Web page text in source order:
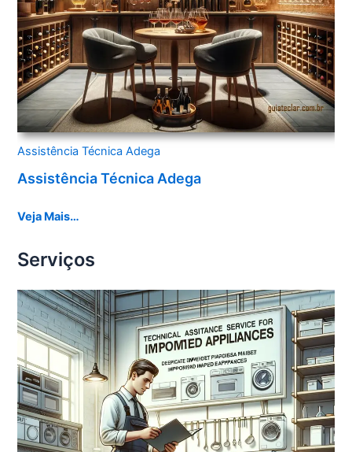
Assistência Técnica Adega
Assistência Técnica Adega
Veja Mais…
Serviços